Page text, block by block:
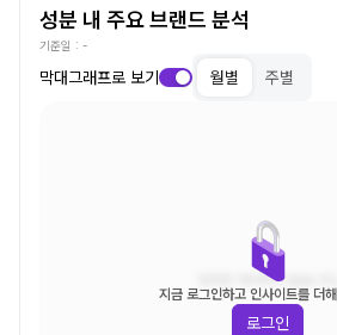
성분 내 주요 브랜드 분석
기준일 : -
막대그래프로 보기 월별 주별
조회된 데이터가 없습니다.
지금 로그인하고 인사이트를 더
로그인